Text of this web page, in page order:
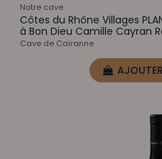
Notre cave
Côtes du Rhône Villages
à Bon Dieu Camille Cayran
Cave de Cairanne